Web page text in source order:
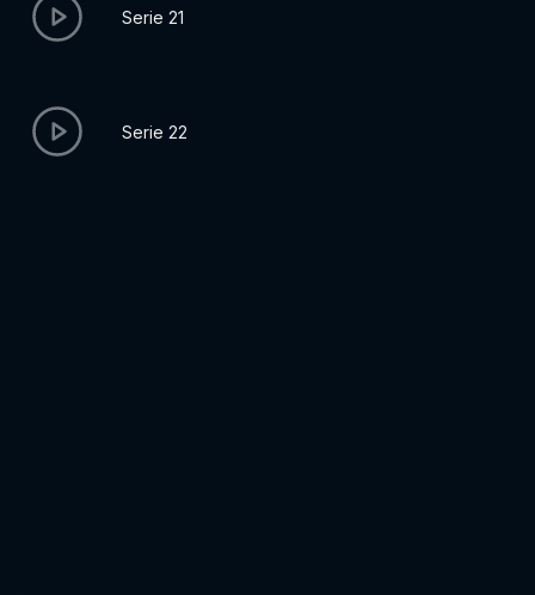
Serie 21
Serie 22